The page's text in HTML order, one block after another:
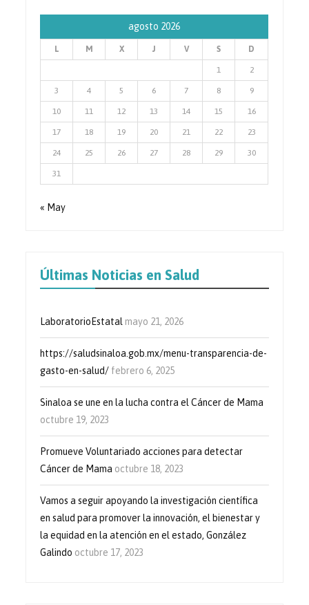
agosto 2026
L M X J V S D
1 2
3 4 5 6 7 8 9
10 11 12 13 14 15 16
17 18 19 20 21 22 23
24 25 26 27 28 29 30
31
« May
Últimas Noticias en Salud
LaboratorioEstatal mayo 21, 2026
https://saludsinaloa.gob.mx/menu-transparencia-de-
gasto-en-salud/ febrero 6, 2025
Sinaloa se une en la lucha contra el Cáncer de Mama
octubre 19, 2023
Promueve Voluntariado acciones para detectar
Cáncer de Mama octubre 18, 2023
Vamos a seguir apoyando la investigación científica
en salud para promover la innovación, el bienestar y
la equidad en la atención en el estado, González
Galindo octubre 17, 2023